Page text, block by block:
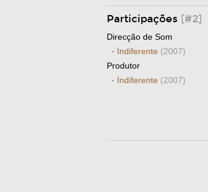
Participações [#2]
Direcção de Som
· Indiferente (2007)
Produtor
· Indiferente (2007)